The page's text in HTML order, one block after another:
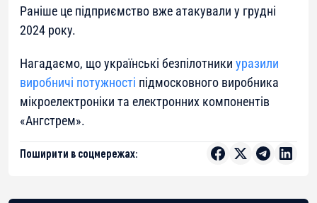
Раніше це підприємство вже атакували у грудні
2024 року.
Нагадаємо, що українські безпілотники уразили
виробничі потужності підмосковного виробника
мікроелектроніки та електронних компонентів
«Ангстрем».
Поширити в соцмережах: